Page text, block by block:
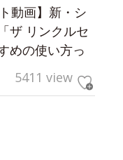
動画】新・シ
ザ リンクルセ
めの使い方っ
5411 view